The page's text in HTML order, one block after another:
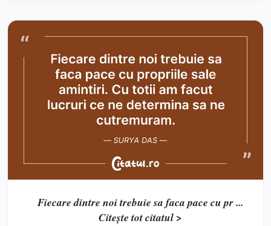
Fiecare dintre noi trebuie sa faca pace cu pr ...
Citește tot citatul >